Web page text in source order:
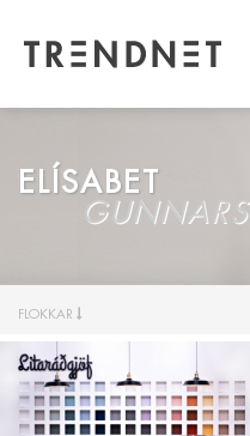
ELÍSABET
GUNNARS
FLOKKAR